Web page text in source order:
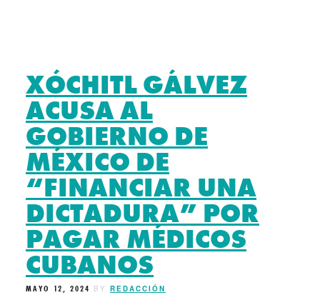
XÓCHITL GÁLVEZ
ACUSA AL
GOBIERNO DE
MÉXICO DE
“FINANCIAR UNA
DICTADURA” POR
PAGAR MÉDICOS
CUBANOS
MAYO 12, 2024 BY REDACCIÓN